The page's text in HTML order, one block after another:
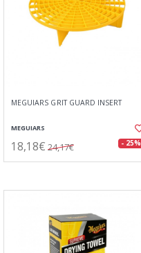
MEGUIARS GRIT GUARD INSERT
MEGUIARS
18,18€ 24,17€ - 25%